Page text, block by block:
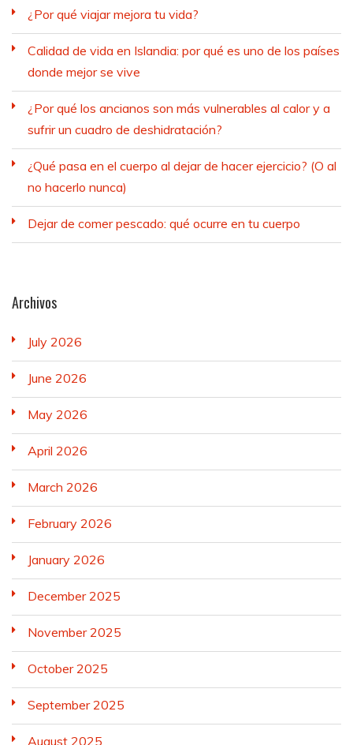
¿Por qué viajar mejora tu vida?
Calidad de vida en Islandia: por qué es uno de los países
donde mejor se vive
¿Por qué los ancianos son más vulnerables al calor y a
sufrir un cuadro de deshidratación?
¿Qué pasa en el cuerpo al dejar de hacer ejercicio? (O al
no hacerlo nunca)
Dejar de comer pescado: qué ocurre en tu cuerpo
Archivos
July 2026
June 2026
May 2026
April 2026
March 2026
February 2026
January 2026
December 2025
November 2025
October 2025
September 2025
August 2025